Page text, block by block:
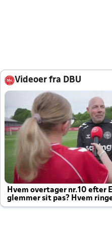
Videoer fra DBU
Hvem overtager nr.10 efter
glemmer sit pas? Hvem
altid til efter kampe?